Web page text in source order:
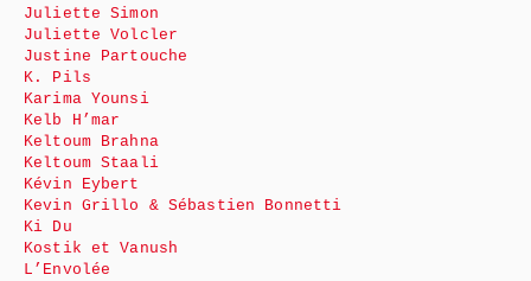
Juliette Simon
Juliette Volcler
Justine Partouche
K. Pils
Karima Younsi
Kelb H’mar
Keltoum Brahna
Keltoum Staali
Kévin Eybert
Kevin Grillo & Sébastien Bonnetti
Ki Du
Kostik et Vanush
L’Envolée